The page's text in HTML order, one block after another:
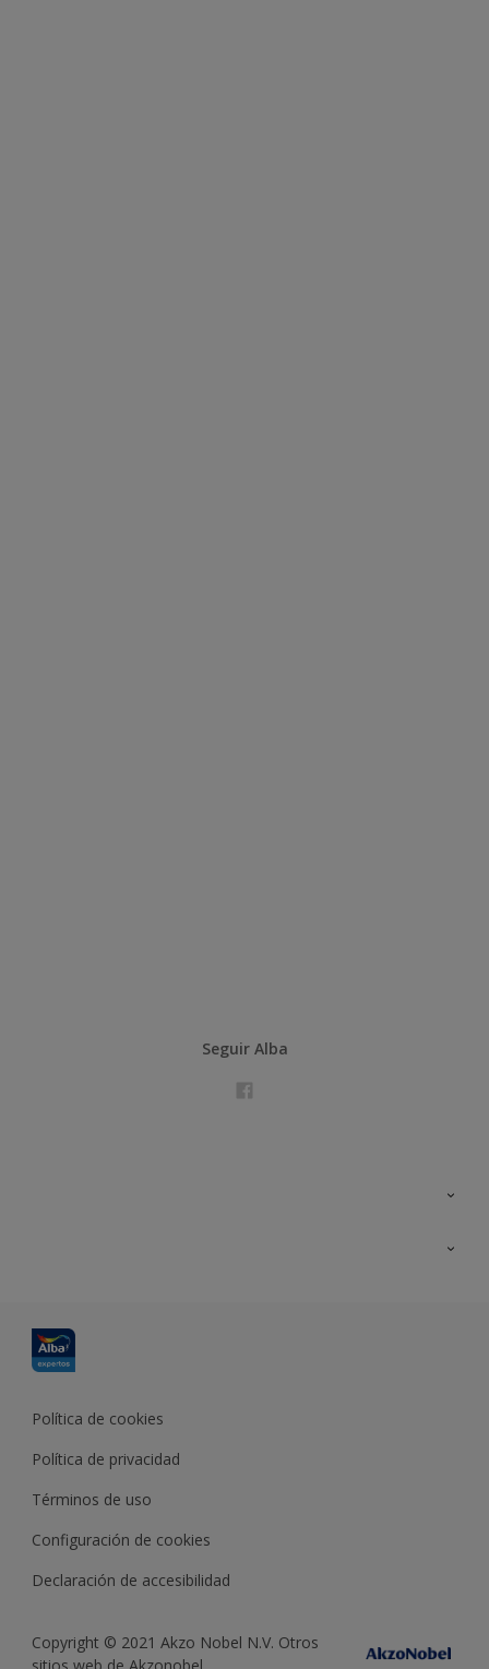
Seguir Alba
Política de cookies
Política de privacidad
Términos de uso
Configuración de cookies
Declaración de accesibilidad
Copyright © 2021 Akzo Nobel N.V. Otros
sitios web de Akzonobel